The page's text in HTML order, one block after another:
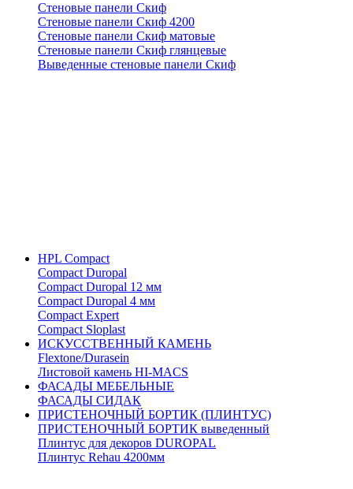
Стеновые панели Скиф
Стеновые панели Скиф 4200
Стеновые панели Скиф матовые
Стеновые панели Скиф глянцевые
Выведенные стеновые панели Скиф
HPL Compact
Compact Duropal
Compact Duropal 12 мм
Compact Duropal 4 мм
Compact Expert
Compact Sloplast
ИСКУССТВЕННЫЙ КАМЕНЬ
Flextone/Durasein
Листовой камень HI-MACS
ФАСАДЫ МЕБЕЛЬНЫЕ
ФАСАДЫ СИДАК
ПРИСТЕНОЧНЫЙ БОРТИК (ПЛИНТУС)
ПРИСТЕНОЧНЫЙ БОРТИК выведенный
Плинтус для декоров DUROPAL
Плинтус Rehau 4200мм